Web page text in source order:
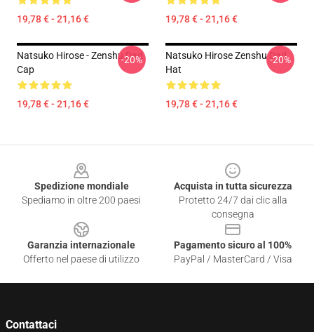
19,78 € - 21,16 € 19,78 € - 21,16 €
Natsuko Hirose - Zenshu Dad
Cap
19,78 € - 21,16 €
-20%
Natsuko Hirose Zenshu Dad
Hat
19,78 € - 21,16 €
-20%
Spedizione mondiale
Spediamo in oltre 200 paesi
Acquista in tutta sicurezza
Protetto 24/7 dai clic alla
consegna
Garanzia internazionale
Offerto nel paese di utilizzo
Pagamento sicuro al 100%
PayPal / MasterCard / Visa
Contattaci